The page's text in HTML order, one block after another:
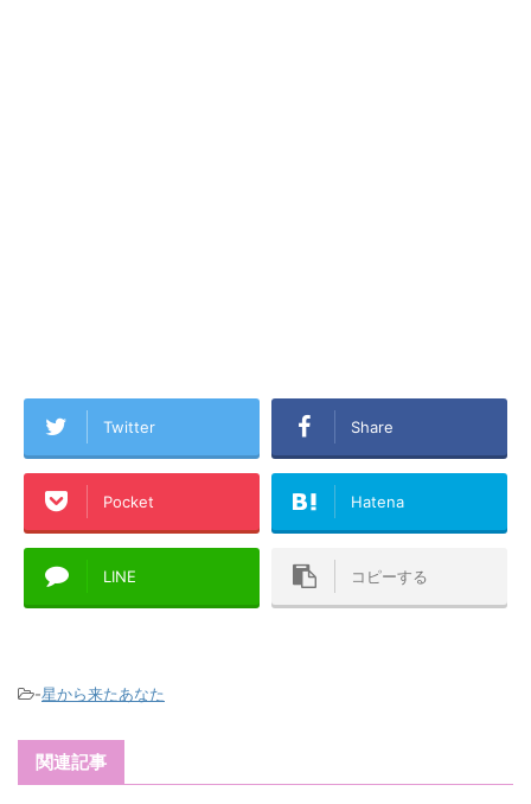
Twitter Share
Pocket Hatena
LINE コピーする
-星から来たあなた
関連記事